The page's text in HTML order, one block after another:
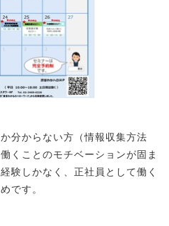
分からない方（情報収集方法
くことのモチベーションが固ま
験しかなく、正社員として働く
です。